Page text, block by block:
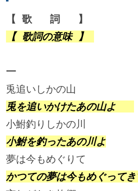
【 歌詞の意味 】
一
小鮒を釣ったあの川よ
かつての夢は今もめぐって